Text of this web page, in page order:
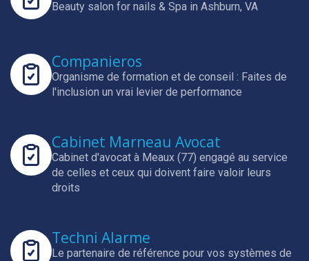
Beauty salon for nails & Spa in Ashburn, VA
Companieros
Organisme de formation et de conseil : Faites de
l'inclusion un vrai levier de performance
Cabinet Marneau Avocat
Cabinet d'avocat à Meaux (77) engagé au service
de celles et ceux qui doivent faire valoir leurs
droits
Techni Alarme
Le partenaire de référence pour vos systèmes de